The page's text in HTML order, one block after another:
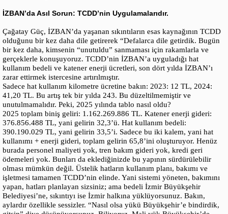
İZBAN’da Asıl Sorun: TCDD’nin Uygulamalarıdır.
Çağatay Güç, İZBAN’da yaşanan sıkıntıların esas kaynağının TCDD
olduğunu bir kez daha dile getirerek “Defalarca dile getirdik. Bugün
bir kez daha, kimsenin “unutuldu” sanmaması için rakamlarla ve
gerçeklerle konuşuyoruz. TCDD’nin İZBAN’a uyguladığı hat
kullanım bedeli ve katener enerji ücretleri, son dört yılda İZBAN’ı
zarar ettirmek istercesine artırılmıştır.
Sadece hat kullanım kilometre ücretine bakın: 2023: 12 TL, 2024:
41,20 TL. Bu artış tek bir yılda 243. Bu düzeltilmemiştir ve
unutulmamalıdır. Peki, 2025 yılında tablo nasıl oldu?
2025 toplam biniş geliri: 1.162.269.886 TL. Katener enerji gideri:
376.856.488 TL, yani gelirin 32,3’ü. Hat kullanım bedeli:
390.190.029 TL, yani gelirin 33,5’i. Sadece bu iki kalem, yani hat
kullanımı + enerji gideri, toplam gelirin 65,8’ini oluşturuyor. Henüz
burada personel maliyeti yok, tren bakım gideri yok, kredi geri
ödemeleri yok. Bunları da eklediğinizde bu yapının sürdürülebilir
olması mümkün değil. Üstelik hatların kullanım planı, bakımı ve
işletmesi tamamen TCDD’nin elinde. Yani sistemi yöneten, bakımını
yapan, hatları planlayan sizsiniz; ama bedeli İzmir Büyükşehir
Belediyesi’ne, sıkıntıyı ise İzmir halkına yüklüyorsunuz. Bakın,
aylardır özellikle sessizler. “Nasıl olsa yükü Büyükşehir’e bindirdik,